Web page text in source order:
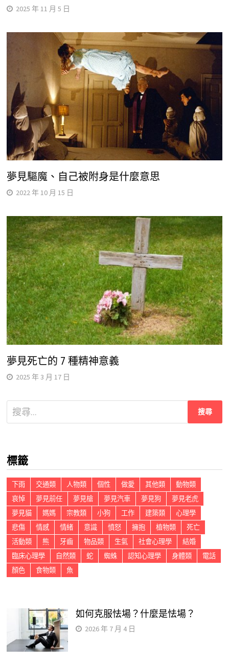
2025 年 11 月 5 日
夢見驅魔、自己被附身是什麼意思
2022 年 10 月 15 日
夢見死亡的 7 種精神意義
2025 年 3 月 17 日
搜
尋
字:
標籤
下雨 交通類 人物類 個性 做愛 其他類
動物類
哀悼
夢見前任 夢見槍 夢見汽車 夢見狗
夢見老虎
夢見貓
媽媽 宗教類 小狗 工作 建築類
心理學
悲傷
情感 情緒 意識 憤怒 擁抱 植物類
死亡
活動類
熊 牙齒 物品類 生氣 社會心理學
結婚
臨床心理學
自然類 蛇 蜘蛛 認知心理學 身體類
電話
顏色
食物類 魚
如何克服怯場？什麼是怯場？
2026 年 7 月 4 日